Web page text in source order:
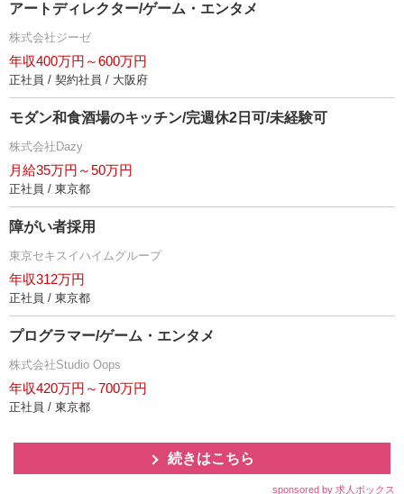
アートディレクター/ゲーム・エンタメ
株式会社ジーゼ
年収400万円～600万円
正社員 / 契約社員 / 大阪府
モダン和食酒場のキッチン/完週休2日可/未経験可
株式会社Dazy
月給35万円～50万円
正社員 / 東京都
障がい者採用
東京セキスイハイムグループ
年収312万円
正社員 / 東京都
プログラマー/ゲーム・エンタメ
株式会社Studio Oops
年収420万円～700万円
正社員 / 東京都
続きはこちら
sponsored by 求人ボックス